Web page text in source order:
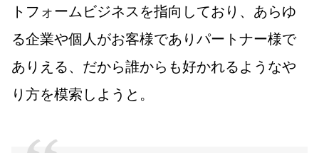
トフォームビジネスを指向しており、あらゆ
る企業や個人がお客様でありパートナー様で
ありえる、だから誰からも好かれるようなや
り方を模索しようと。